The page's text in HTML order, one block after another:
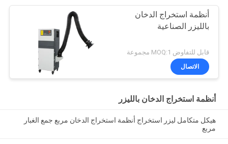
أنظمة استخراج الدخان
بالليزر الصناعية
قابل للتفاوض MOQ:1 مجموعة
الاتصال
أنظمة استخراج الدخان بالليزر
هيكل متكامل ليزر استخراج أنظمة استخراج الدخان مربع جمع الغبار
مربع